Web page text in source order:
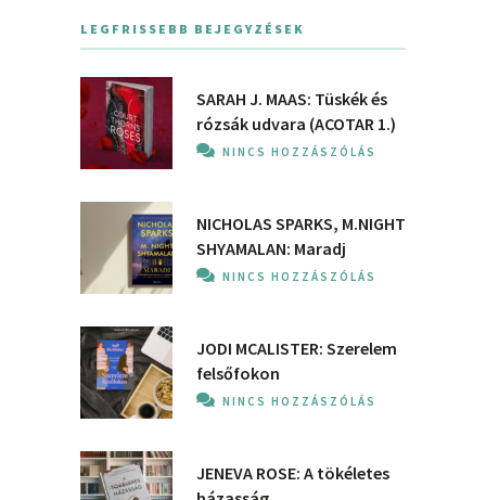
LEGFRISSEBB BEJEGYZÉSEK
SARAH J. MAAS: Tüskék és
rózsák udvara (ACOTAR 1.)
NINCS HOZZÁSZÓLÁS
NICHOLAS SPARKS, M.NIGHT
SHYAMALAN: Maradj
NINCS HOZZÁSZÓLÁS
JODI MCALISTER: Szerelem
felsőfokon
NINCS HOZZÁSZÓLÁS
JENEVA ROSE: A ​tökéletes